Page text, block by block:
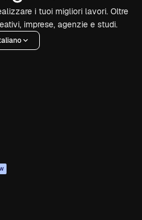
i tuoi migliori lavori. Oltre
imprese, agenzie e studi.